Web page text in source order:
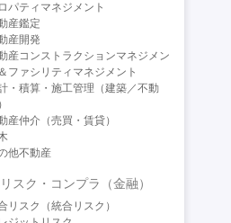
パティマネジメント
産鑑定
産開発
産コンストラクションマネジメン
ファシリティマネジメント
・積算・施工管理（建築／不動
産仲介（売買・賃貸）
他不動産
リスク・コンプラ（金融）
リスク（統合リスク）